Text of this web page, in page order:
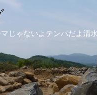
ゃないよテンパだよ清水